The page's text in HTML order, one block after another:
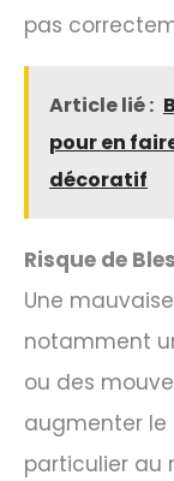
pas
Article lié :
pour en
décoratif
Risque de
Une
notamment
ou des
augmenter le
particulier au